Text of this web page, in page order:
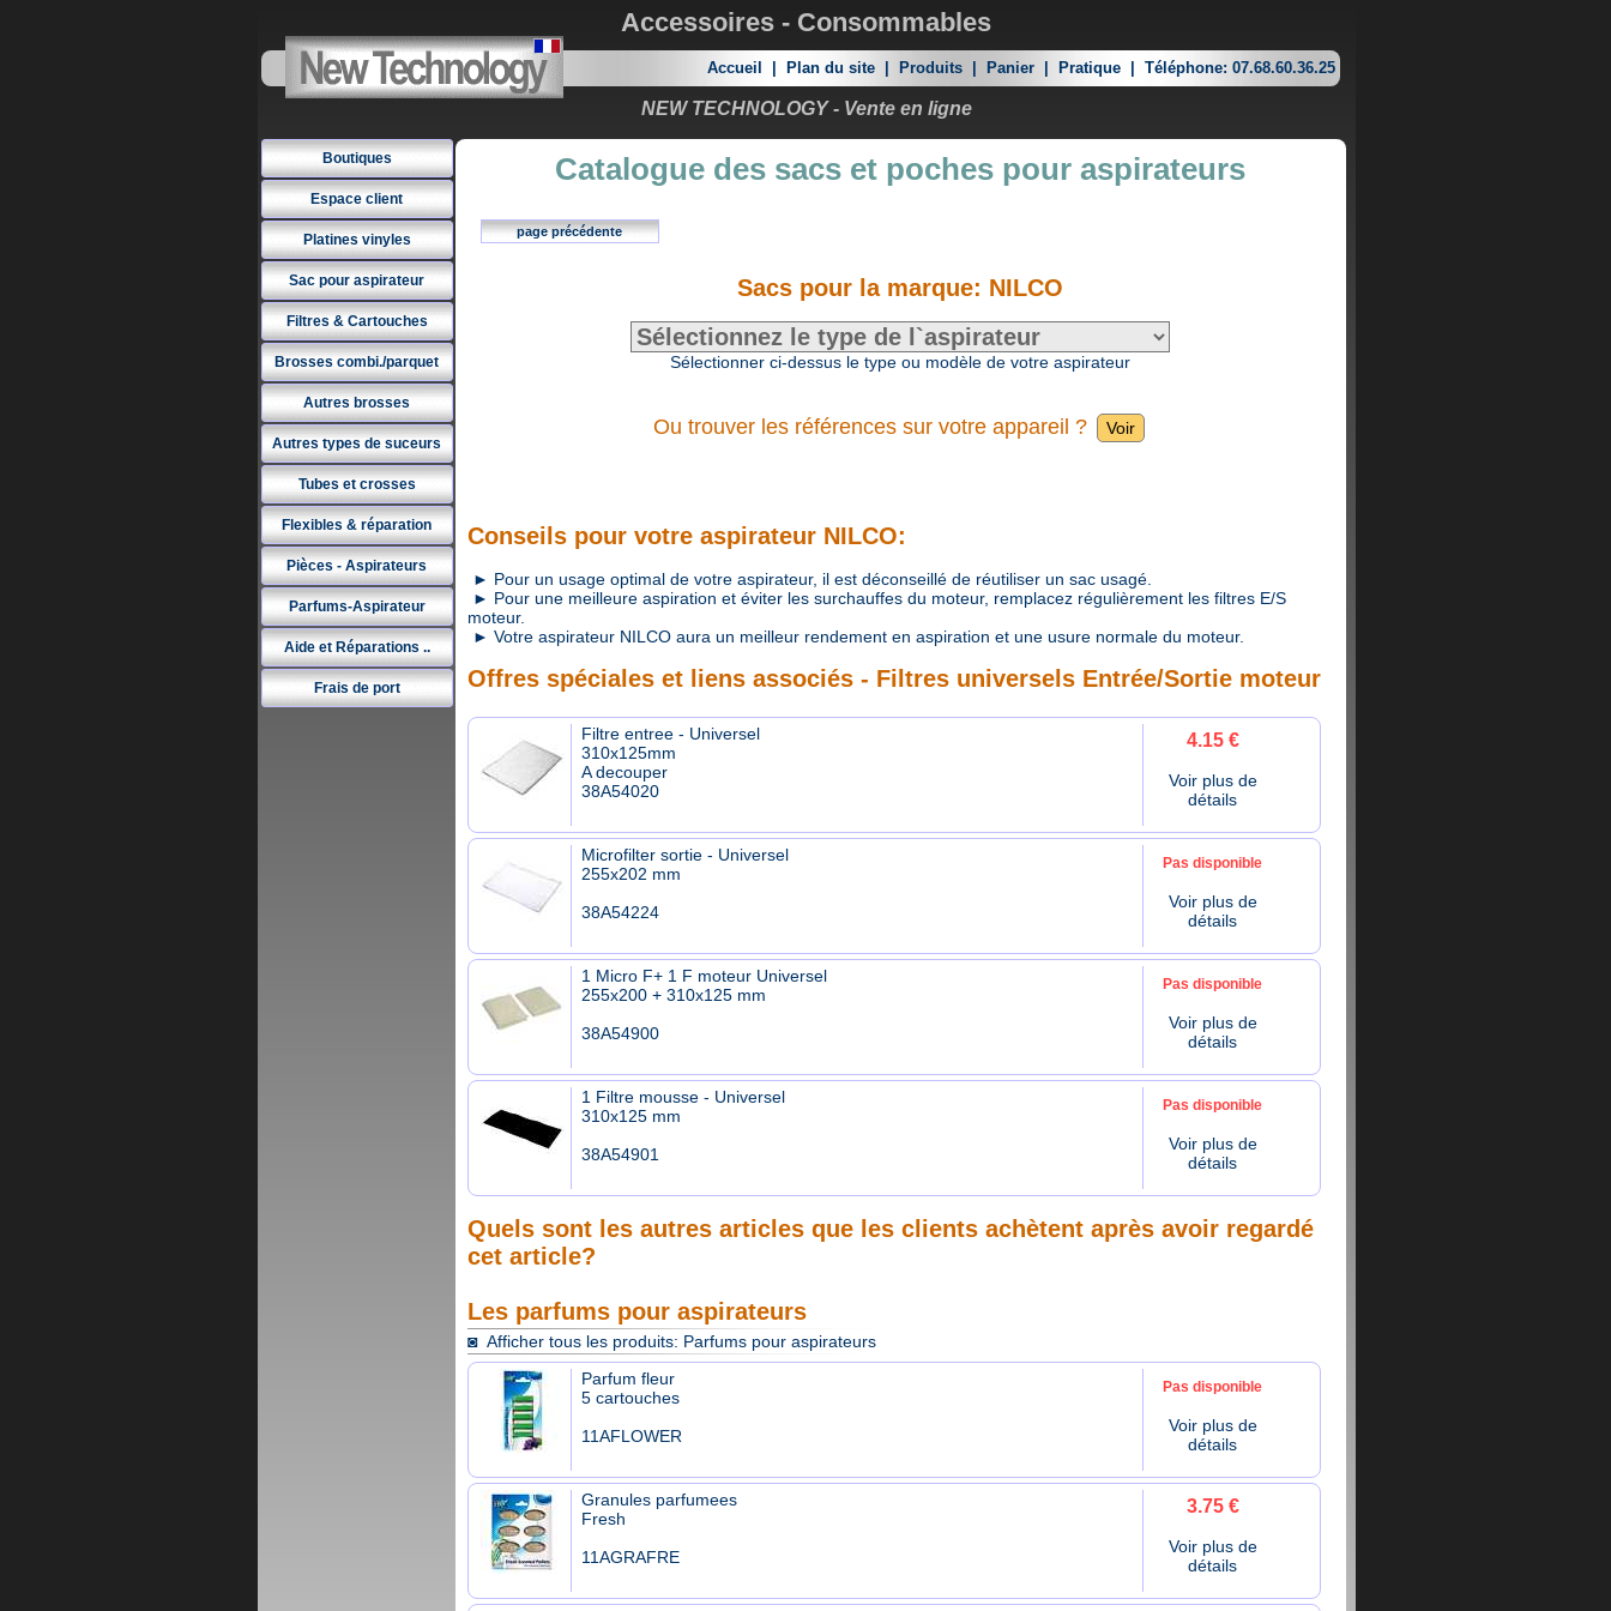
Accessoires - Consommables
Accueil Plan du site Produits Panier Pratique Téléphone: 07.68.60.36.25
NEW TECHNOLOGY - Vente en ligne
Boutiques
Espace client
Platines vinyles
Sac pour aspirateur
Filtres & Cartouches
Brosses combi./parquet
Autres brosses
Autres types de suceurs
Tubes et crosses
Flexibles & réparation
Pièces - Aspirateurs
Parfums-Aspirateur
Aide et Réparations ..
Frais de port
Catalogue des sacs et poches pour aspirateurs
page précédente
Sacs pour la marque: NILCO
Sélectionner ci-dessus le type ou modèle de votre aspirateur
Ou trouver les références sur votre appareil ?
Conseils pour votre aspirateur NILCO:
► Pour un usage optimal de votre aspirateur, il est déconseillé de réutiliser un sac usagé.
► Pour une meilleure aspiration et éviter les surchauffes du moteur, remplacez régulièrement les filtres E/S
moteur.
► Votre aspirateur NILCO aura un meilleur rendement en aspiration et une usure normale du moteur.
Offres spéciales et liens associés - Filtres universels Entrée/Sortie moteur
Filtre entree - Universel
310x125mm
A decouper
38A54020
4.15 €
Voir plus de
détails
Microfilter sortie - Universel
255x202 mm
38A54224
Pas disponible
Voir plus de
détails
1 Micro F+ 1 F moteur Universel
255x200 + 310x125 mm
38A54900
Pas disponible
Voir plus de
détails
1 Filtre mousse - Universel
310x125 mm
38A54901
Pas disponible
Voir plus de
détails
Quels sont les autres articles que les clients achètent après avoir regardé
cet article?
Les parfums pour aspirateurs
◙ Afficher tous les produits: Parfums pour aspirateurs
Parfum fleur
5 cartouches
11AFLOWER
Pas disponible
Voir plus de
détails
Granules parfumees
Fresh
11AGRAFRE
3.75 €
Voir plus de
détails